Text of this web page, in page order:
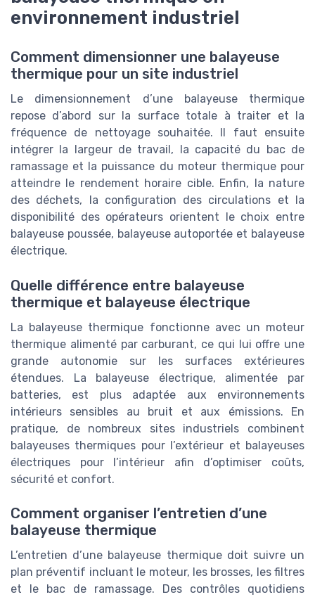
environnement industriel
Comment dimensionner une balayeuse
thermique pour un site industriel
Le dimensionnement d’une balayeuse thermique
repose d’abord sur la surface totale à traiter et la
fréquence de nettoyage souhaitée. Il faut ensuite
intégrer la largeur de travail, la capacité du bac de
ramassage et la puissance du moteur thermique pour
atteindre le rendement horaire cible. Enfin, la nature
des déchets, la configuration des circulations et la
disponibilité des opérateurs orientent le choix entre
balayeuse poussée, balayeuse autoportée et balayeuse
électrique.
Quelle différence entre balayeuse
thermique et balayeuse électrique
La balayeuse thermique fonctionne avec un moteur
thermique alimenté par carburant, ce qui lui offre une
grande autonomie sur les surfaces extérieures
étendues. La balayeuse électrique, alimentée par
batteries, est plus adaptée aux environnements
intérieurs sensibles au bruit et aux émissions. En
pratique, de nombreux sites industriels combinent
balayeuses thermiques pour l’extérieur et balayeuses
électriques pour l’intérieur afin d’optimiser coûts,
sécurité et confort.
Comment organiser l’entretien d’une
balayeuse thermique
L’entretien d’une balayeuse thermique doit suivre un
plan préventif incluant le moteur, les brosses, les filtres
et le bac de ramassage. Des contrôles quotidiens